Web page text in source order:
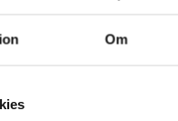
Om